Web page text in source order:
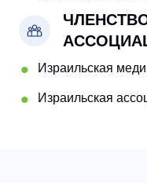
Израильская
Израильская